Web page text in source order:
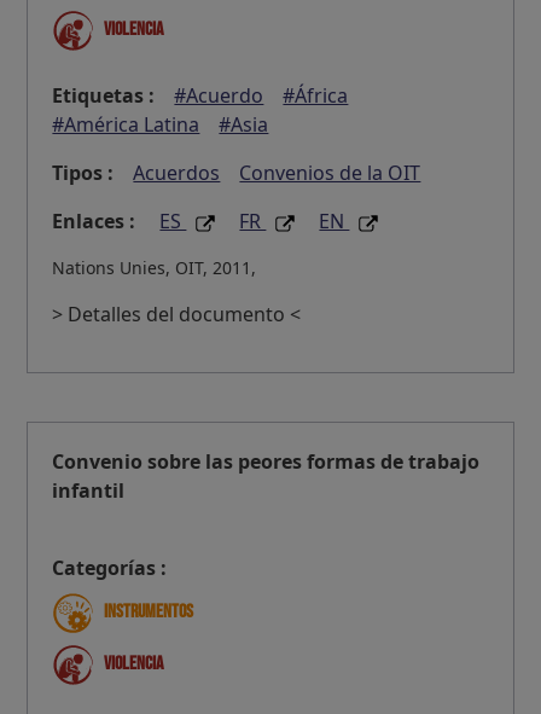
Violencia
Etiquetas : #Acuerdo
#África
#América Latina
#Asia
Tipos :
Acuerdos
Convenios de la OIT
Enlaces :
ES FR EN
Nations Unies, OIT, 2011,
> Detalles del documento <
Convenio sobre las peores formas de trabajo
infantil
Categorías :
Instrumentos
Violencia